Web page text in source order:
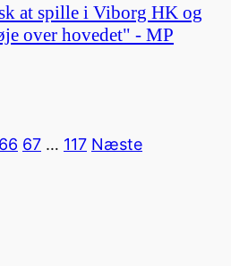
at spille i Viborg HK og
over hovedet" - MP
66 67 … 117 Næste